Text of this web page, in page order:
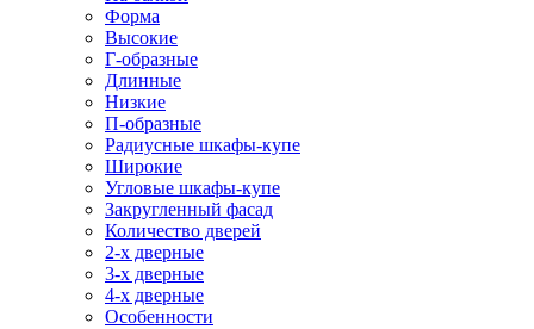
Форма
Высокие
Г-образные
Длинные
Низкие
П-образные
Радиусные шкафы-купе
Широкие
Угловые шкафы-купе
Закругленный фасад
Количество дверей
2-х дверные
3-х дверные
4-х дверные
Особенности